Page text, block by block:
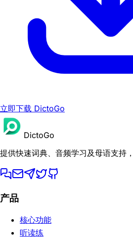
立即下载 DictoGo
DictoGo
提供快速词典、音频学习及母语支持
产品
核心功能
听读练